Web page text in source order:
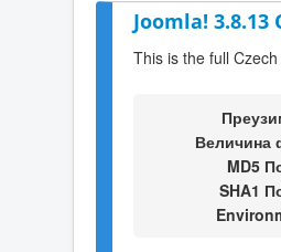
Joomla! 3.8.13
This is the full
Величина
MD5
SHA1